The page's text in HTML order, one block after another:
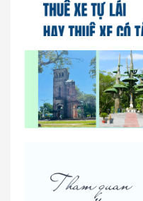
So sánh thuê xe tự
Nhà Xe Con Voi –